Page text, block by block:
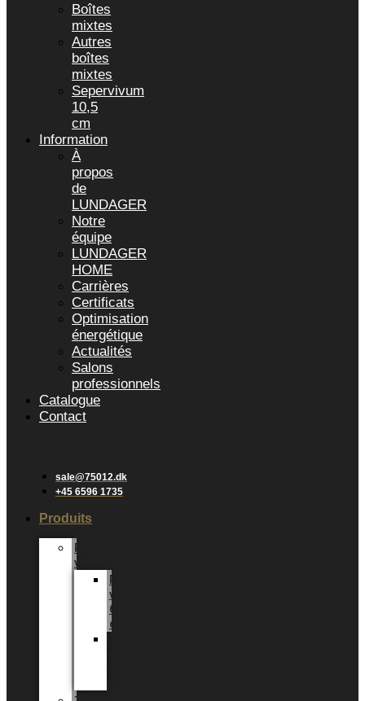
Boîtes
mixtes
Autres
boîtes
mixtes
Sepervivum
10,5
cm
Information
À
propos
de
LUNDAGER
Notre
équipe
LUNDAGER
HOME
Carrières
Certificats
Optimisation
énergétique
Actualités
Salons
professionnels
Catalogue
Contact
sale@75012.dk
+45 6596 1735
Produits
Plantes
vertes
Plantes
vertes
6
cm